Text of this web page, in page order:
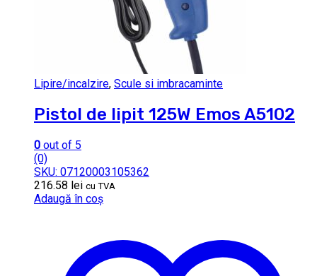
Lipire/incalzire, Scule si imbracaminte
Pistol de lipit 125W Emos A5102
0 out of 5
(0)
SKU: 07120003105362
216.58 lei cu TVA
Adaugă în coș